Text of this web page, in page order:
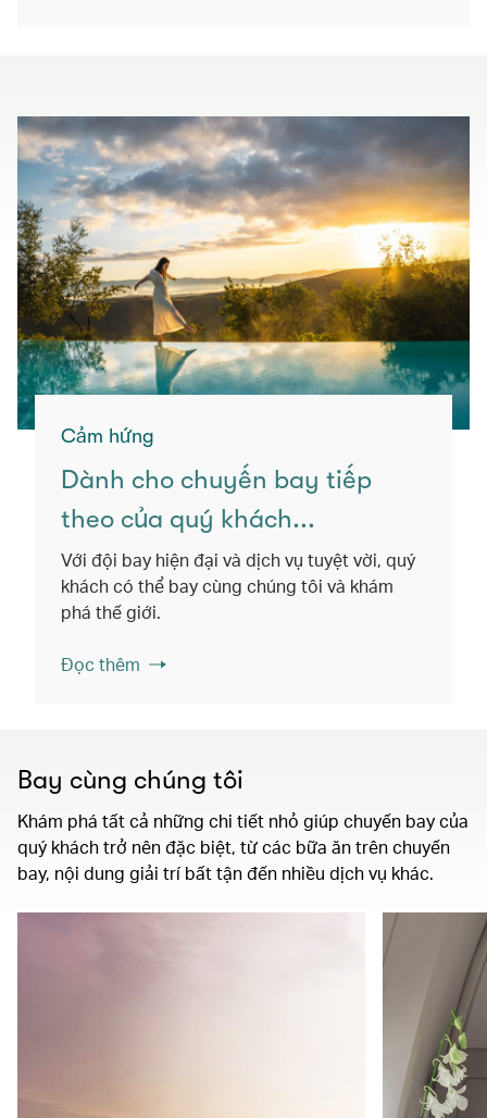
Cảm hứng
Dành cho chuyến bay tiếp
theo của quý khách...
Với đội bay hiện đại và dịch vụ tuyệt vời, quý
khách có thể bay cùng chúng tôi và khám
phá thế giới.
Đọc thêm
Bay cùng chúng tôi
Khám phá tất cả những chi tiết nhỏ giúp chuyến bay của
quý khách trở nên đặc biệt, từ các bữa ăn trên chuyến
bay, nội dung giải trí bất tận đến nhiều dịch vụ khác.